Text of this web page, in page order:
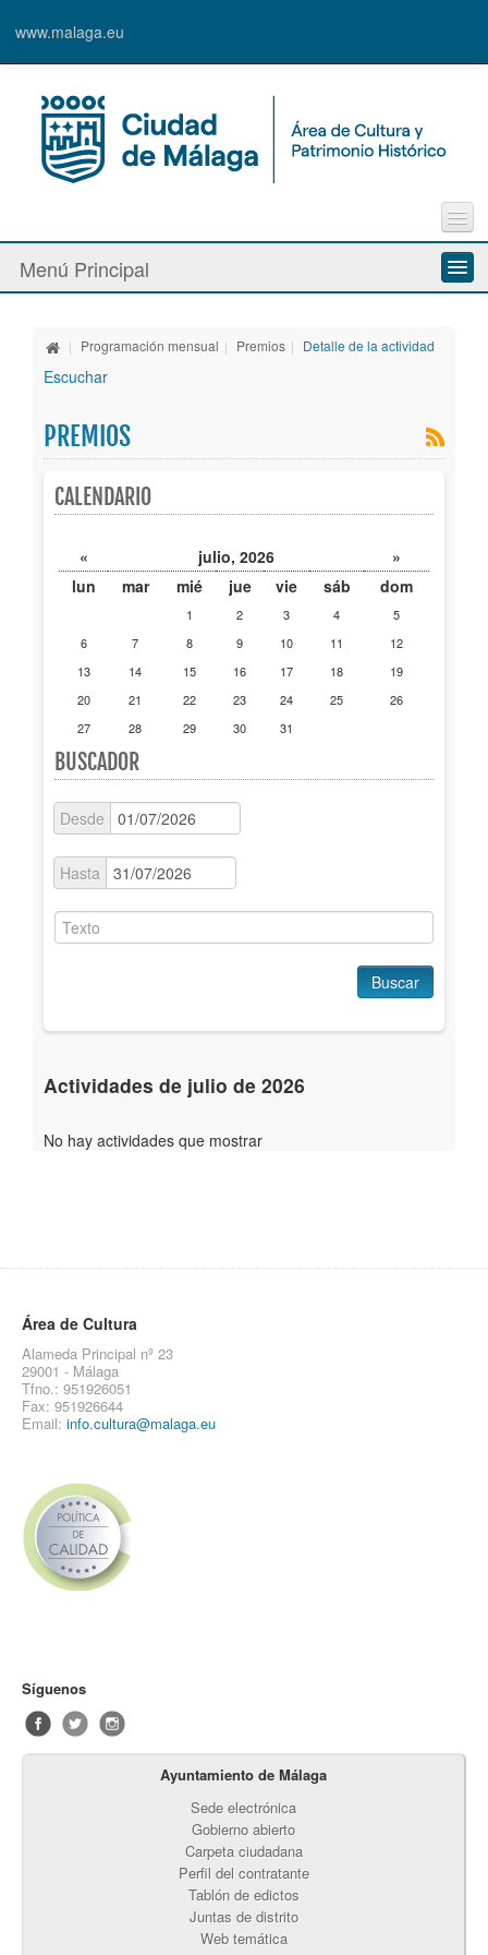
www.malaga.eu
Contacto
Quejas y Sugerencias
Menú Principal
Espacios culturales
Actividades
Publicaciones
Trámites
| Programación mensual | Premios | Detalle de la actividad
Escuchar
PREMIOS
CALENDARIO
« julio, 2026
»
lun
mar mié jue vie sáb dom
1 2 3 4
5
6
7 8 9 10 11
12
13
14 15 16 17 18
19
20
21 22 23 24 25
26
27
28 29 30 31
BUSCADOR
Desde
Hasta
Buscar
Actividades de julio de 2026
No hay actividades que mostrar
Área de Cultura
Alameda Principal nº 23
29001 - Málaga
Tfno.: 951926051
Fax: 951926644
Email: info.cultura@malaga.eu
Síguenos
Ayuntamiento de Málaga
Sede electrónica
Gobierno abierto
Carpeta ciudadana
Perfil del contratante
Tablón de edictos
Juntas de distrito
Web temática